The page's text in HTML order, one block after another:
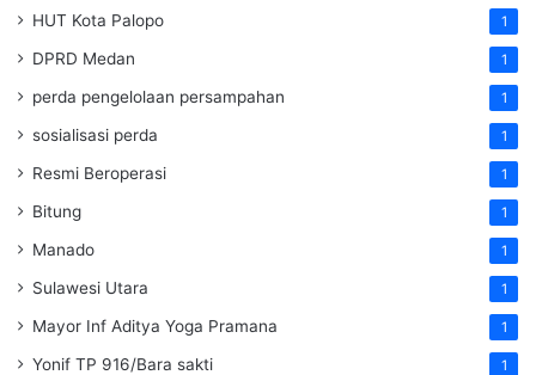
HUT Kota Palopo 1
DPRD Medan 1
perda pengelolaan persampahan 1
sosialisasi perda 1
Resmi Beroperasi 1
Bitung 1
Manado 1
Sulawesi Utara 1
Mayor Inf Aditya Yoga Pramana 1
Yonif TP 916/Bara sakti 1